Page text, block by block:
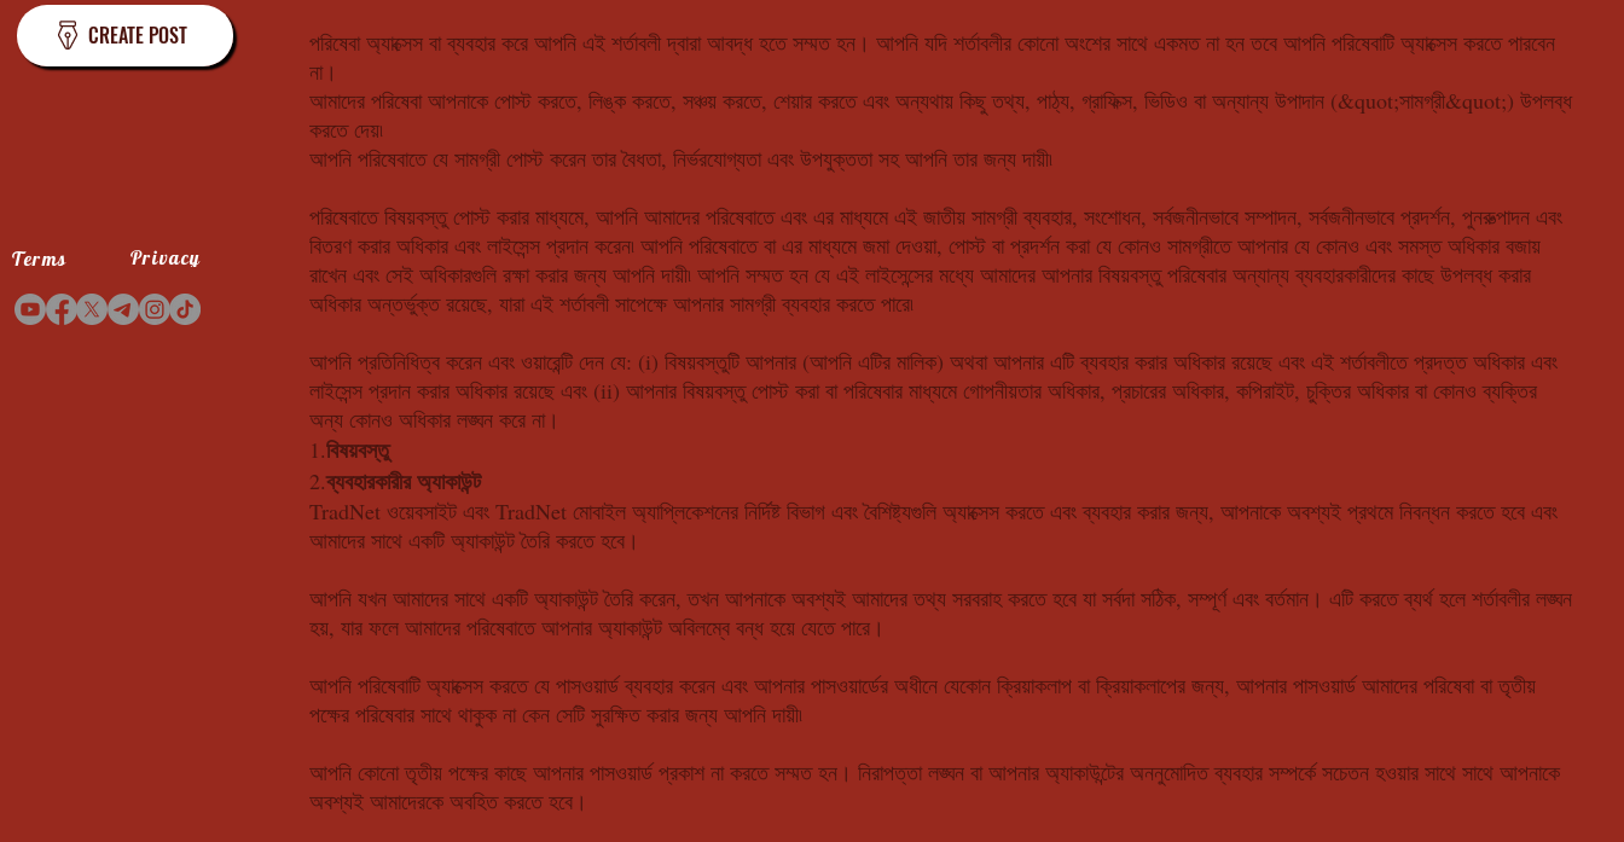
পরিষেবা অ্যাক্সেস বা ব্যবহার করে আপনি এই শর্তাবলী দ্বারা আবদ্ধ হতে সম্মত হন। আপনি যদি শর্তাবলীর কোনো অংশের সাথে একমত না হন তবে আপনি পরিষেবাটি অ্যাক্সেস করতে পারবেন
না।
আমাদের পরিষেবা আপনাকে পোস্ট করতে, লিঙ্ক করতে, সঞ্চয় করতে, শেয়ার করতে এবং অন্যথায় কিছু তথ্য, পাঠ্য, গ্রাফিক্স, ভিডিও বা অন্যান্য উপাদান (&quot;সামগ্রী&quot;) উপলব্ধ
করতে দেয়৷
আপনি পরিষেবাতে যে সামগ্রী পোস্ট করেন তার বৈধতা, নির্ভরযোগ্যতা এবং উপযুক্ততা সহ আপনি তার জন্য দায়ী৷
পরিষেবাতে বিষয়বস্তু পোস্ট করার মাধ্যমে, আপনি আমাদের পরিষেবাতে এবং এর মাধ্যমে এই জাতীয় সামগ্রী ব্যবহার, সংশোধন, সর্বজনীনভাবে সম্পাদন, সর্বজনীনভাবে প্রদর্শন, পুনরুত্পাদন এবং
বিতরণ করার অধিকার এবং লাইসেন্স প্রদান করেন৷ আপনি পরিষেবাতে বা এর মাধ্যমে জমা দেওয়া, পোস্ট বা প্রদর্শন করা যে কোনও সামগ্রীতে আপনার যে কোনও এবং সমস্ত অধিকার বজায়
রাখেন এবং সেই অধিকারগুলি রক্ষা করার জন্য আপনি দায়ী৷ আপনি সম্মত হন যে এই লাইসেন্সের মধ্যে আমাদের আপনার বিষয়বস্তু পরিষেবার অন্যান্য ব্যবহারকারীদের কাছে উপলব্ধ করার
অধিকার অন্তর্ভুক্ত রয়েছে, যারা এই শর্তাবলী সাপেক্ষে আপনার সামগ্রী ব্যবহার করতে পারে৷
আপনি প্রতিনিধিত্ব করেন এবং ওয়ারেন্টি দেন যে: (i) বিষয়বস্তুটি আপনার (আপনি এটির মালিক) অথবা আপনার এটি ব্যবহার করার অধিকার রয়েছে এবং এই শর্তাবলীতে প্রদত্ত অধিকার এবং
লাইসেন্স প্রদান করার অধিকার রয়েছে এবং (ii) আপনার বিষয়বস্তু পোস্ট করা বা পরিষেবার মাধ্যমে গোপনীয়তার অধিকার, প্রচারের অধিকার, কপিরাইট, চুক্তির অধিকার বা কোনও ব্যক্তির
অন্য কোনও অধিকার লঙ্ঘন করে না।
1.বিষয়বস্তু
2.ব্যবহারকারীর অ্যাকাউন্ট
TradNet ওয়েবসাইট এবং TradNet মোবাইল অ্যাপ্লিকেশনের নির্দিষ্ট বিভাগ এবং বৈশিষ্ট্যগুলি অ্যাক্সেস করতে এবং ব্যবহার করার জন্য, আপনাকে অবশ্যই প্রথমে নিবন্ধন করতে হবে এবং
আমাদের সাথে একটি অ্যাকাউন্ট তৈরি করতে হবে।
আপনি যখন আমাদের সাথে একটি অ্যাকাউন্ট তৈরি করেন, তখন আপনাকে অবশ্যই আমাদের তথ্য সরবরাহ করতে হবে যা সর্বদা সঠিক, সম্পূর্ণ এবং বর্তমান। এটি করতে ব্যর্থ হলে শর্তাবলীর লঙ্ঘন
হয়, যার ফলে আমাদের পরিষেবাতে আপনার অ্যাকাউন্ট অবিলম্বে বন্ধ হয়ে যেতে পারে।
আপনি পরিষেবাটি অ্যাক্সেস করতে যে পাসওয়ার্ড ব্যবহার করেন এবং আপনার পাসওয়ার্ডের অধীনে যেকোন ক্রিয়াকলাপ বা ক্রিয়াকলাপের জন্য, আপনার পাসওয়ার্ড আমাদের পরিষেবা বা তৃতীয়
পক্ষের পরিষেবার সাথে থাকুক না কেন সেটি সুরক্ষিত করার জন্য আপনি দায়ী৷
আপনি কোনো তৃতীয় পক্ষের কাছে আপনার পাসওয়ার্ড প্রকাশ না করতে সম্মত হন। নিরাপত্তা লঙ্ঘন বা আপনার অ্যাকাউন্টের অননুমোদিত ব্যবহার সম্পর্কে সচেতন হওয়ার সাথে সাথে আপনাকে
অবশ্যই আমাদেরকে অবহিত করতে হবে।
CREATE POST
Terms Privacy